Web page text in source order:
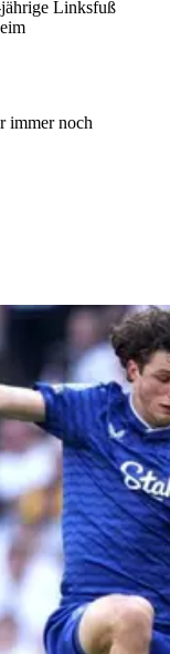
Linksfuß
immer noch